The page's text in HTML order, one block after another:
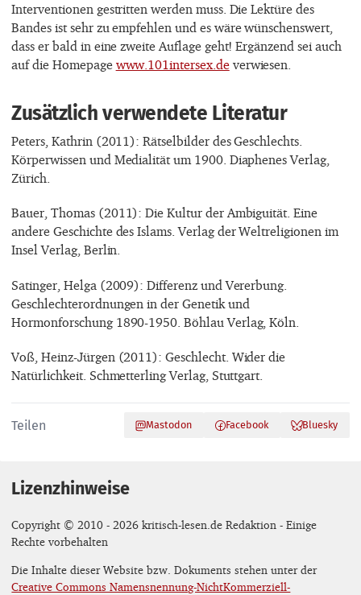
Interventionen gestritten werden muss. Die Lektüre des
Bandes ist sehr zu empfehlen und es wäre wünschenswert,
dass er bald in eine zweite Auflage geht! Ergänzend sei auch
auf die Homepage www.101intersex.deverwiesen.
Zusätzlich verwendete Literatur
Peters, Kathrin (2011): Rätselbilder des Geschlechts.
Körperwissen und Medialität um 1900. Diaphenes Verlag,
Zürich.
Bauer, Thomas (2011): Die Kultur der Ambiguität. Eine
andere Geschichte des Islams. Verlag der Weltreligionen im
Insel Verlag, Berlin.
Satinger, Helga (2009): Differenz und Vererbung.
Geschlechterordnungen in der Genetik und
Hormonforschung 1890-1950. Böhlau Verlag, Köln.
Voß, Heinz-Jürgen (2011): Geschlecht. Wider die
Natürlichkeit. Schmetterling Verlag, Stuttgart.
Teilen Mastodon Facebook Bluesky
Lizenzhinweise
Copyright © 2010 - 2026 kritisch-lesen.de Redaktion - Einige
Rechte vorbehalten
Die Inhalte dieser Website bzw. Dokuments stehen unter der
Creative Commons Namensnennung-NichtKommerziell-